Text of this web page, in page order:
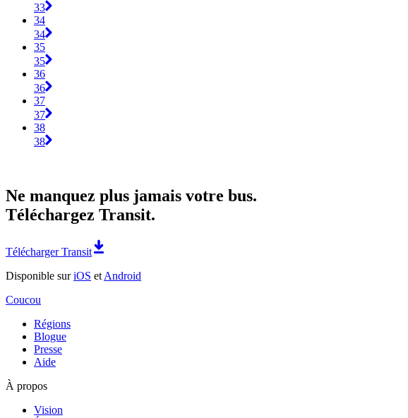
33
34
34
35
35
36
36
37
37
38
38
Ne manquez plus jamais votre bus.
Téléchargez Transit.
Télécharger Transit
Disponible suriOS et Android
Coucou
Régions
Blogue
Presse
Aide
À propos
Vision